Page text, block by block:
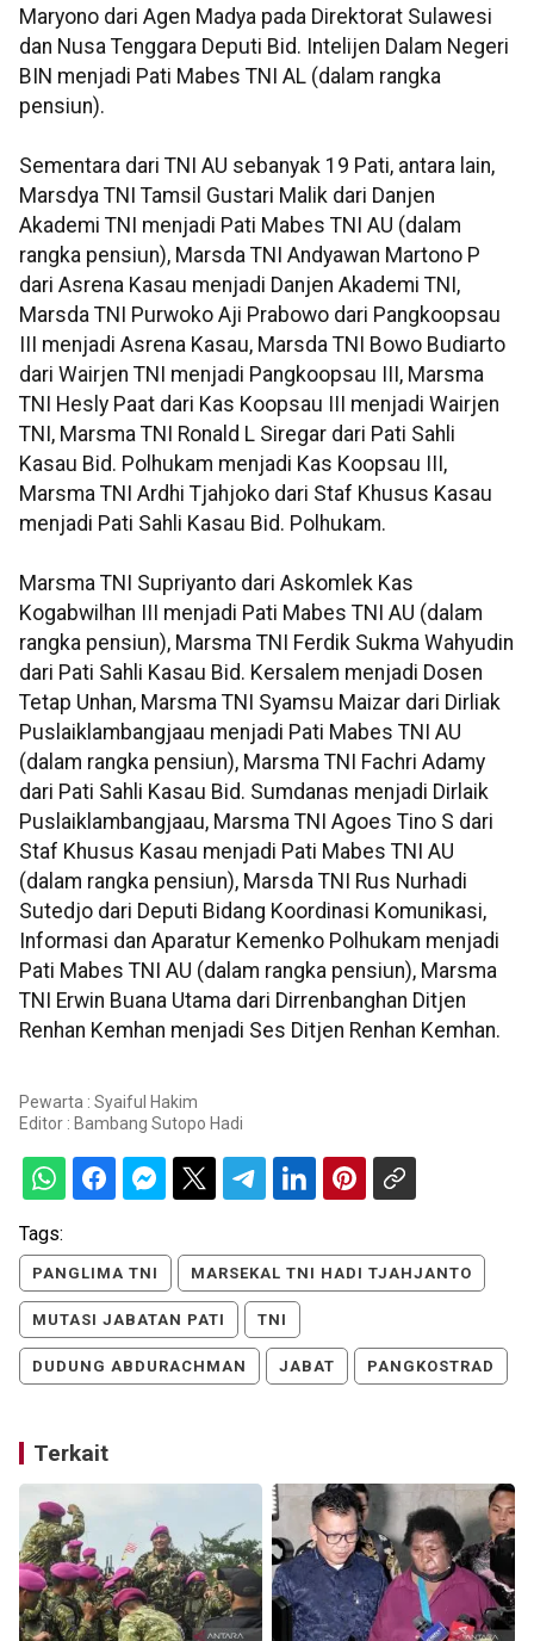
Maryono dari Agen Madya pada Direktorat Sulawesi
dan Nusa Tenggara Deputi Bid. Intelijen Dalam Negeri
BIN menjadi Pati Mabes TNI AL (dalam rangka
pensiun).
Sementara dari TNI AU sebanyak 19 Pati, antara lain,
Marsdya TNI Tamsil Gustari Malik dari Danjen
Akademi TNI menjadi Pati Mabes TNI AU (dalam
rangka pensiun), Marsda TNI Andyawan Martono P
dari Asrena Kasau menjadi Danjen Akademi TNI,
Marsda TNI Purwoko Aji Prabowo dari Pangkoopsau
III menjadi Asrena Kasau, Marsda TNI Bowo Budiarto
dari Wairjen TNI menjadi Pangkoopsau III, Marsma
TNI Hesly Paat dari Kas Koopsau III menjadi Wairjen
TNI, Marsma TNI Ronald L Siregar dari Pati Sahli
Kasau Bid. Polhukam menjadi Kas Koopsau III,
Marsma TNI Ardhi Tjahjoko dari Staf Khusus Kasau
menjadi Pati Sahli Kasau Bid. Polhukam.
Marsma TNI Supriyanto dari Askomlek Kas
Kogabwilhan III menjadi Pati Mabes TNI AU (dalam
rangka pensiun), Marsma TNI Ferdik Sukma Wahyudin
dari Pati Sahli Kasau Bid. Kersalem menjadi Dosen
Tetap Unhan, Marsma TNI Syamsu Maizar dari Dirliak
Puslaiklambangjaau menjadi Pati Mabes TNI AU
(dalam rangka pensiun), Marsma TNI Fachri Adamy
dari Pati Sahli Kasau Bid. Sumdanas menjadi Dirlaik
Puslaiklambangjaau, Marsma TNI Agoes Tino S dari
Staf Khusus Kasau menjadi Pati Mabes TNI AU
(dalam rangka pensiun), Marsda TNI Rus Nurhadi
Sutedjo dari Deputi Bidang Koordinasi Komunikasi,
Informasi dan Aparatur Kemenko Polhukam menjadi
Pati Mabes TNI AU (dalam rangka pensiun), Marsma
TNI Erwin Buana Utama dari Dirrenbanghan Ditjen
Renhan Kemhan menjadi Ses Ditjen Renhan Kemhan.
Pewarta : Syaiful Hakim
Editor : Bambang Sutopo Hadi
Tags:
PANGLIMA TNI MARSEKAL TNI HADI TJAHJANTO
MUTASI JABATAN PATI TNI
DUDUNG ABDURACHMAN JABAT PANGKOSTRAD
Terkait